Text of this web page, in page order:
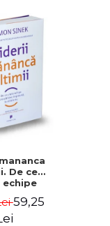
De ce
echipe
iar
Editia a
59,25